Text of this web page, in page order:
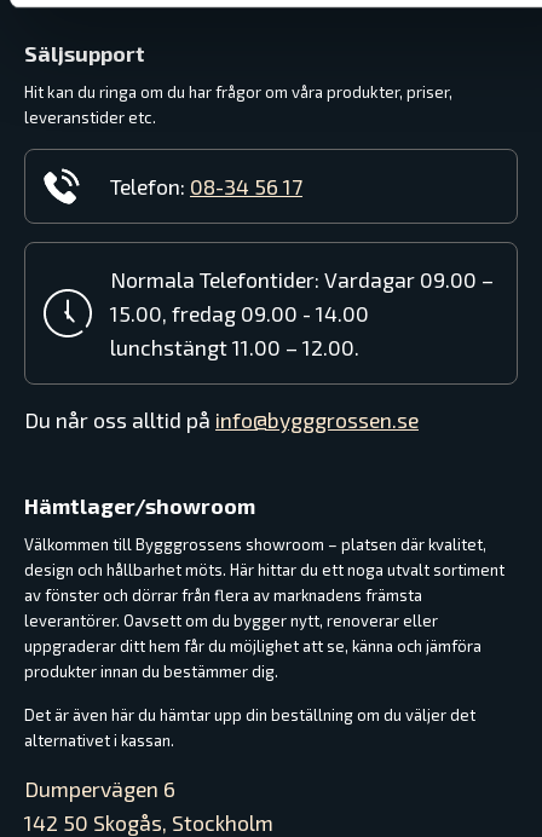
Säljsupport
Hit kan du ringa om du har frågor om våra produkter, priser,
leveranstider etc.
Telefon: 08-34 56 17
Normala Telefontider: Vardagar 09.00 –
15.00, fredag 09.00 - 14.00
lunchstängt 11.00 – 12.00.
Du når oss alltid på info@bygggrossen.se
Hämtlager/showroom
Välkommen till Bygggrossens showroom – platsen där kvalitet,
design och hållbarhet möts. Här hittar du ett noga utvalt sortiment
av fönster och dörrar från flera av marknadens främsta
leverantörer. Oavsett om du bygger nytt, renoverar eller
uppgraderar ditt hem får du möjlighet att se, känna och jämföra
produkter innan du bestämmer dig.
Det är även här du hämtar upp din beställning om du väljer det
alternativet i kassan.
Dumpervägen 6
142 50 Skogås, Stockholm